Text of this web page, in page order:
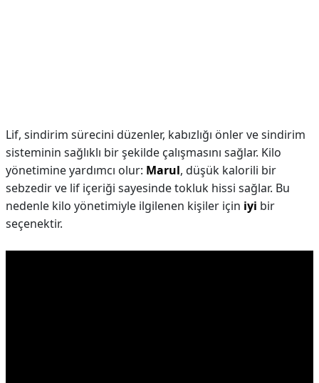
Lif, sindirim sürecini düzenler, kabızlığı önler ve sindirim
sisteminin sağlıklı bir şekilde çalışmasını sağlar. Kilo
yönetimine yardımcı olur: Marul, düşük kalorili bir
sebzedir ve lif içeriği sayesinde tokluk hissi sağlar. Bu
nedenle kilo yönetimiyle ilgilenen kişiler için iyi bir
seçenektir.